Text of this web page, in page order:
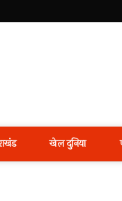
Best
खेल दुनिया